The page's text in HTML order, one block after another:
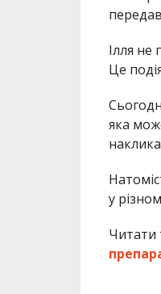
Ілля не
Це
яка
у
Читати